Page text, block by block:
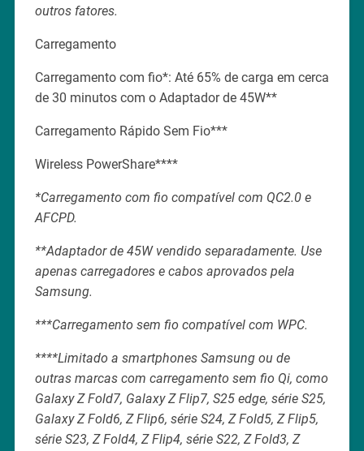
outros fatores.
Carregamento
Carregamento com fio*: Até 65% de carga em cerca
de 30 minutos com o Adaptador de 45W**
Carregamento Rápido Sem Fio***
Wireless PowerShare****
*Carregamento com fio compatível com QC2.0 e
AFCPD.
**Adaptador de 45W vendido separadamente. Use
apenas carregadores e cabos aprovados pela
Samsung.
***Carregamento sem fio compatível com WPC.
****Limitado a smartphones Samsung ou de
outras marcas com carregamento sem fio Qi, como
Galaxy Z Fold7, Galaxy Z Flip7, S25 edge, série S25,
Galaxy Z Fold6, Z Flip6, série S24, Z Fold5, Z Flip5,
série S23, Z Fold4, Z Flip4, série S22, Z Fold3, Z